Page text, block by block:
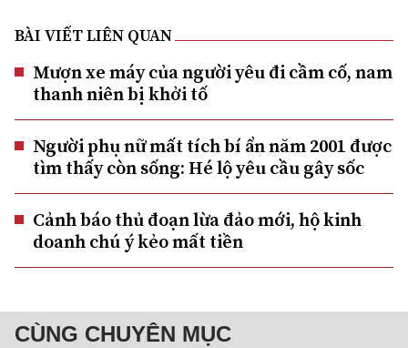
BÀI VIẾT LIÊN QUAN
Mượn xe máy của người yêu đi cầm cố, nam
thanh niên bị khởi tố
Người phụ nữ mất tích bí ẩn năm 2001 được
tìm thấy còn sống: Hé lộ yêu cầu gây sốc
Cảnh báo thủ đoạn lừa đảo mới, hộ kinh
doanh chú ý kẻo mất tiền
CÙNG CHUYÊN MỤC